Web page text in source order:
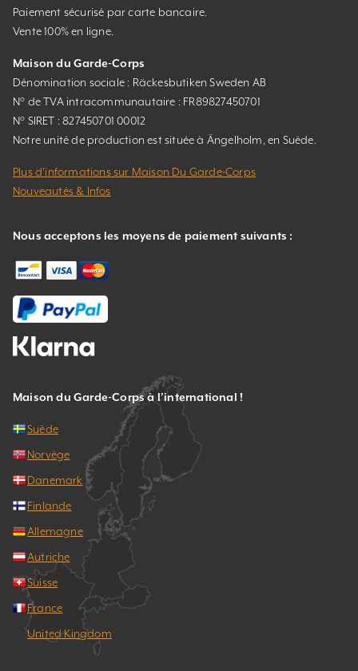
Paiement sécurisé par carte bancaire.
Vente 100% en ligne.
Maison du Garde-Corps
Dénomination sociale : Räckesbutiken Sweden AB
N° de TVA intracommunautaire : FR89827450701
N° SIRET : 827450701 00012
Notre unité de production est située à Ängelholm, en Suède.
Plus d’informations sur Maison Du Garde-Corps
Nouveautés & Infos
Nous acceptons les moyens de paiement suivants :
Maison du Garde-Corps à l’international !
Suède
Norvège
Danemark
Finlande
Allemagne
Autriche
Suisse
France
United Kingdom